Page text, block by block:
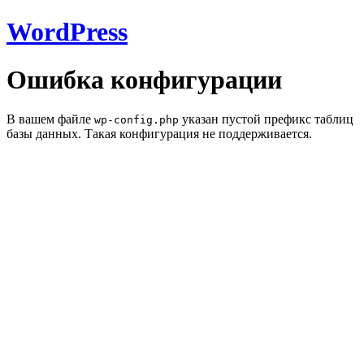
WordPress
Ошибка конфигурации
В вашем файле wp-config.php указан пустой префикс таблиц
базы данных. Такая конфигурация не поддерживается.